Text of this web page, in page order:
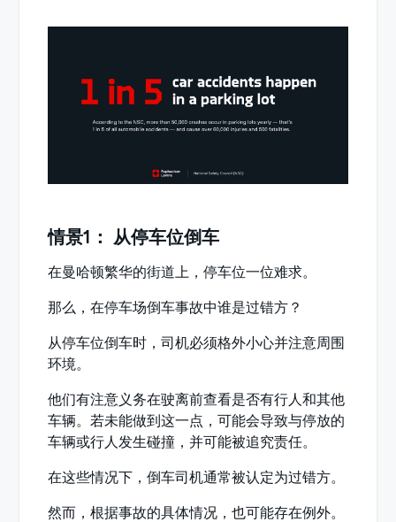
情景1： 从停车位倒车
在曼哈顿繁华的街道上，停车位一位难求。
那么，在停车场倒车事故中谁是过错方？
从停车位倒车时，司机必须格外小心并注意周围
环境。
他们有注意义务在驶离前查看是否有行人和其他
车辆。若未能做到这一点，可能会导致与停放的
车辆或行人发生碰撞，并可能被追究责任。
在这些情况下，倒车司机通常被认定为过错方。
然而，根据事故的具体情况，也可能存在例外。